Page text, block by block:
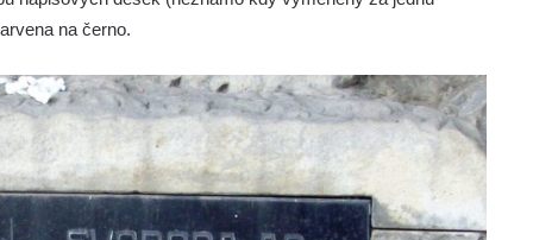
na černo.